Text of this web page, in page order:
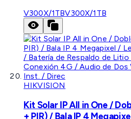
V300X/1TBV300X/1TB
HIKVISION
Kit Solar IP All in One /
+ PIR) / Bala IP 4